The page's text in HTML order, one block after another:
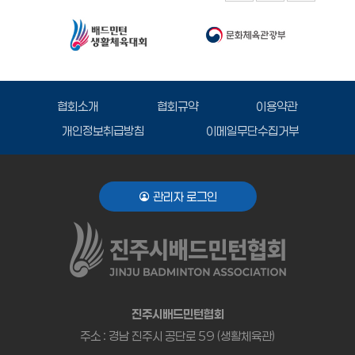
협회소개 협회규약
이용약관
개인정보취급방침
이메일무단수집거부
관리자 로그인
진주시배드민턴협회
주소 : 경남 진주시 공단로 59 (생활체육관)